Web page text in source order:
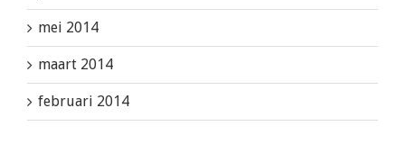
mei 2014
maart 2014
februari 2014